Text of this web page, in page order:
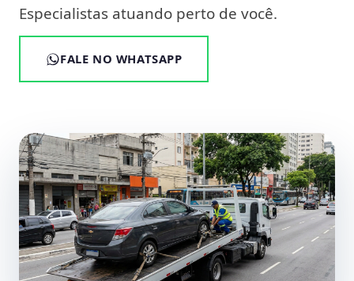
Especialistas atuando perto de você.
FALE NO WHATSAPP